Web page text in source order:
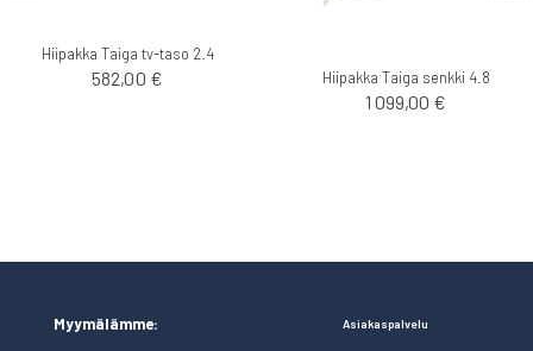
Hiipakka Taiga tv-taso 2.4
582,00 € Hiipakka Taiga senkki 4.8
1 099,00 €
Myymälämme: Asiakaspalvelu